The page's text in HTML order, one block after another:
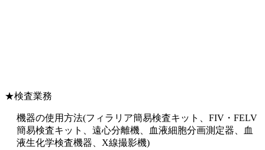
★検査業務
機器の使用方法(フィラリア簡易検査キット、FIV・FELV
簡易検査キット、遠心分離機、血液細胞分画測定器、血
液生化学検査機器、X線撮影機)